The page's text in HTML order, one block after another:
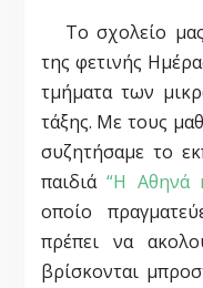
Το σχολείο μας
της φετινής
τμήματα των
τάξης. Με τους
συζητήσαμε το
παιδιά“Η Αθηνά
οποίο
πρέπει να
βρίσκονται